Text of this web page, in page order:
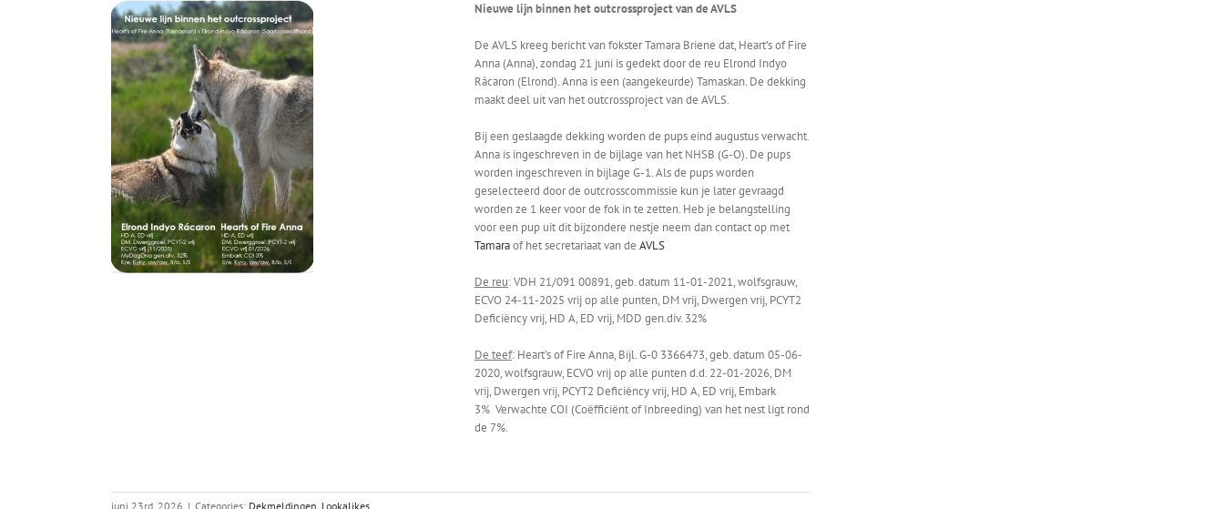
Nieuwe lijn binnen het outcrossproject van de AVLS
De AVLS kreeg bericht van fokster Tamara Briene dat, Heart’s of Fire
Anna (Anna), zondag 21 juni is gedekt door de reu Elrond Indyo
Rácaron (Elrond). Anna is een (aangekeurde) Tamaskan. De dekking
maakt deel uit van het outcrossproject van de AVLS.
Bij een geslaagde dekking worden de pups eind augustus verwacht.
Anna is ingeschreven in de bijlage van het NHSB (G-O). De pups
worden ingeschreven in bijlage G-1. Als de pups worden
geselecteerd door de outcrosscommissie kun je later gevraagd
worden ze 1 keer voor de fok in te zetten. Heb je belangstelling
voor een pup uit dit bijzondere nestje neem dan contact op met
Tamaraof het secretariaat van de AVLS
De reu: VDH 21/091 00891, geb. datum 11-01-2021, wolfsgrauw,
ECVO 24-11-2025 vrij op alle punten, DM vrij, Dwergen vrij, PCYT2
Deficiëncy vrij, HD A, ED vrij, MDD gen.div. 32%
De teef: Heart’s of Fire Anna, Bijl. G-0 3366473, geb. datum 05-06-
2020, wolfsgrauw, ECVO vrij op alle punten d.d. 22-01-2026, DM
vrij, Dwergen vrij, PCYT2 Deficiëncy vrij, HD A, ED vrij, Embark
3% Verwachte COI (Coëfficiënt of Inbreeding) van het nest ligt rond
de 7%.
juni 23rd, 2026 | Categories: Dekmeldingen, Lookalikes